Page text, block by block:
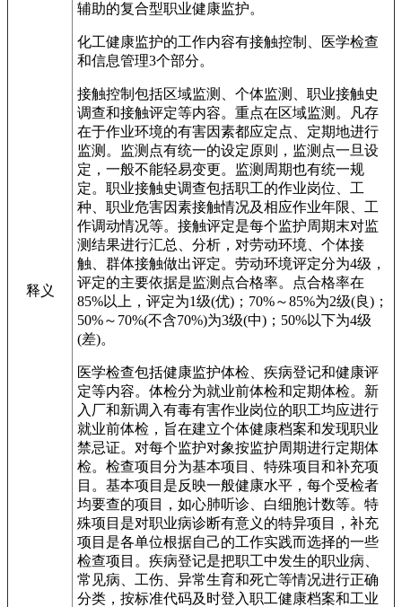
释义
辅助的复合型职业健康监护。
化工健康监护的工作内容有接触控制、医学检查
和信息管理3个部分。
接触控制包括区域监测、个体监测、职业接触史
调查和接触评定等内容。重点在区域监测。凡存
在于作业环境的有害因素都应定点、定期地进行
监测。监测点有统一的设定原则，监测点一旦设
定，一般不能轻易变更。监测周期也有统一规
定。职业接触史调查包括职工的作业岗位、工
种、职业危害因素接触情况及相应作业年限、工
作调动情况等。接触评定是每个监护周期末对监
测结果进行汇总、分析，对劳动环境、个体接
触、群体接触做出评定。劳动环境评定分为4级，
评定的主要依据是监测点合格率。点合格率在
85%以上，评定为1级(优)；70%～85%为2级(良)；
50%～70%(不含70%)为3级(中)；50%以下为4级
(差)。
医学检查包括健康监护体检、疾病登记和健康评
定等内容。体检分为就业前体检和定期体检。新
入厂和新调入有毒有害作业岗位的职工均应进行
就业前体检，旨在建立个体健康档案和发现职业
禁忌证。对每个监护对象按监护周期进行定期体
检。检查项目分为基本项目、特殊项目和补充项
目。基本项目是反映一般健康水平，每个受检者
均要查的项目，如心肺听诊、白细胞计数等。特
殊项目是对职业病诊断有意义的特异项目，补充
项目是各单位根据自己的工作实践而选择的一些
检查项目。疾病登记是把职工中发生的职业病、
常见病、工伤、异常生育和死亡等情况进行正确
分类，按标准代码及时登入职工健康档案和工业